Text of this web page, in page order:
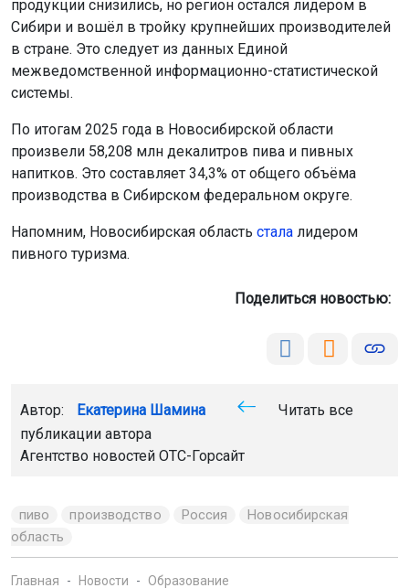
продукции снизились, но регион остался лидером в
Сибири и вошёл в тройку крупнейших производителей
в стране. Это следует из данных Единой
межведомственной информационно-статистической
системы.
По итогам 2025 года в Новосибирской области
произвели 58,208 млн декалитров пива и пивных
напитков. Это составляет 34,3% от общего объёма
производства в Сибирском федеральном округе.
Напомним, Новосибирская область стала лидером
пивного туризма.
Поделиться новостью:
Автор: Екатерина Шамина
Читать все
публикации автора
Агентство новостей ОТС-Горсайт
пиво производство Россия
Новосибирская
область
Главная Новости Образование